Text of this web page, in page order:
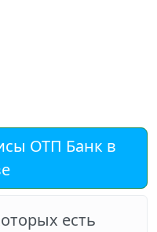
ОТП Банк в
есть